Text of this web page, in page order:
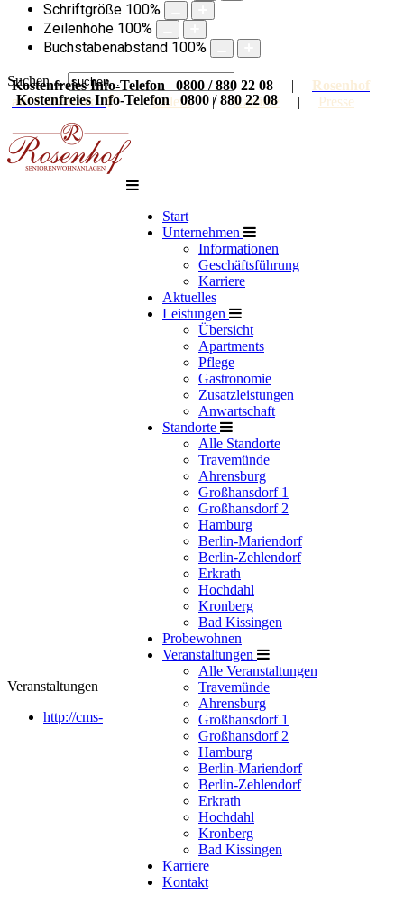
Schriftgröße 100%
Zeilenhöhe 100%
Buchstabenabstand 100%
Suchen ...
Kostenfreies Info-Telefon 0800 / 880 22 08 | Rosenhof
auf Facebook
|Galerie|Karriere | Presse
Kostenfreies Info-Telefon 0800 / 880 22 08
Start
Unternehmen
Informationen
Geschäftsführung
Karriere
Aktuelles
Leistungen
Übersicht
Apartments
Pflege
Gastronomie
Zusatzleistungen
Anwartschaft
Standorte
Alle Standorte
Travemünde
Ahrensburg
Großhansdorf 1
Großhansdorf 2
Hamburg
Berlin-Mariendorf
Berlin-Zehlendorf
Erkrath
Hochdahl
Kronberg
Bad Kissingen
Probewohnen
Veranstaltungen
Alle Veranstaltungen
Travemünde
Ahrensburg
Großhansdorf 1
Großhansdorf 2
Hamburg
Berlin-Mariendorf
Berlin-Zehlendorf
Erkrath
Hochdahl
Kronberg
Bad Kissingen
Karriere
Kontakt
Veranstaltungen
http://cms-